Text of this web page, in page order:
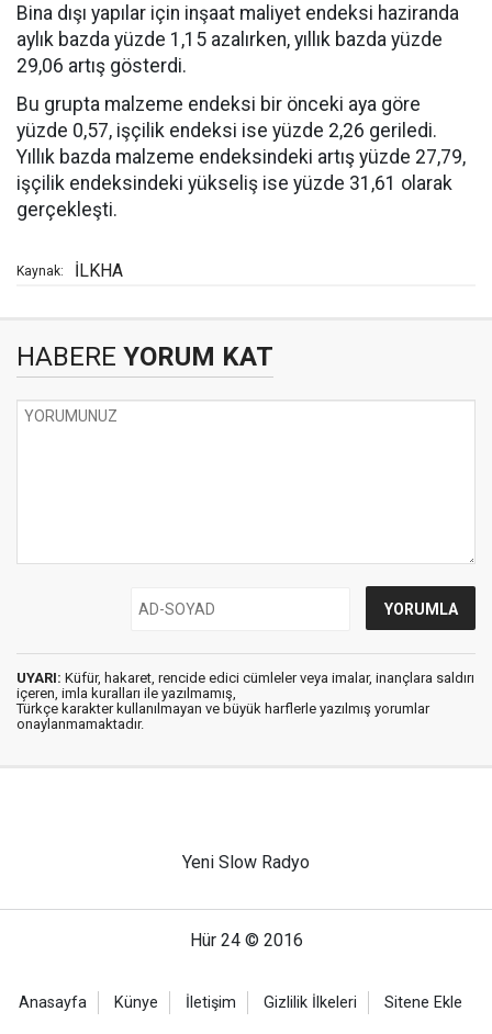
Bina dışı yapılar için inşaat maliyet endeksi haziranda
aylık bazda yüzde 1,15 azalırken, yıllık bazda yüzde
29,06 artış gösterdi.
Bu grupta malzeme endeksi bir önceki aya göre
yüzde 0,57, işçilik endeksi ise yüzde 2,26 geriledi.
Yıllık bazda malzeme endeksindeki artış yüzde 27,79,
işçilik endeksindeki yükseliş ise yüzde 31,61 olarak
gerçekleşti.
Kaynak: İLKHA
HABERE YORUM KAT
UYARI: Küfür, hakaret, rencide edici cümleler veya imalar, inançlara saldırı
içeren, imla kuralları ile yazılmamış,
Türkçe karakter kullanılmayan ve büyük harflerle yazılmış yorumlar
onaylanmamaktadır.
Yeni Slow Radyo
Hür 24 © 2016
Anasayfa Künye İletişim Gizlilik İlkeleri Sitene Ekle